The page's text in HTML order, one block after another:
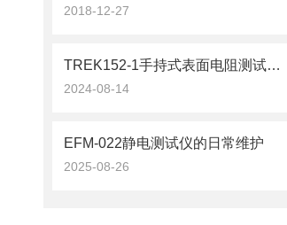
2018-12-27
TREK152-1手持式表面电阻测试仪在静电控制中的应用
2024-08-14
EFM-022静电测试仪的日常维护
2025-08-26